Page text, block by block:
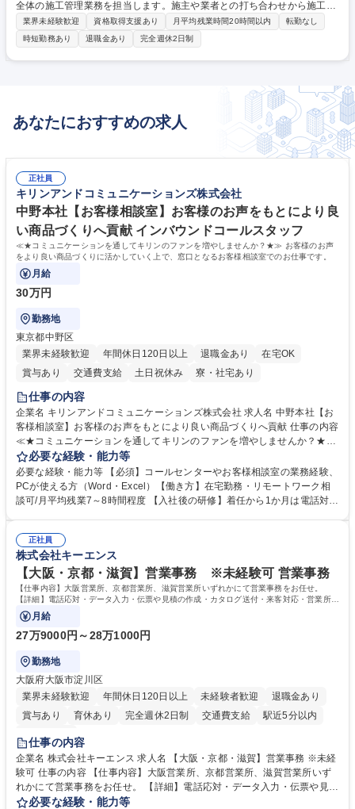
全体の施工管理業務を担当します。施主や業者との打ち合わせから施工計
画立案、工程・原価・安全管理までを担い、取引先は官公庁から一般住宅
まで多岐にわたります。 ■富岡市内の物件を中心に建築施工管理を担いま
す。案件は官公庁発注の庁舎や学校、病院、特別養護老人ホーム、工場、
一般住宅等で、工期は1現場3～6ヶ月です。年間担当件数は2～4件、同時
は月8時間程度であり、群馬県いきいきGカンパニー認証などの取り組み
【建築施工管理】★ポジティブアクション◎平均残業月8h
業界未経験歓迎 資格取得支援あり 月平均残業時間20時間以内
転勤なし
時短勤務あり
退職金あり 完全週休2日制
あなたにおすすめの求人
正社員
キリンアンドコミュニケーションズ株式会社
中野本社【お客様相談室】お客様のお声をもとにより良
い商品づくりへ貢献 インバウンドコールスタッフ
≪★コミュニケーションを通してキリンのファンを増やしませんか？★≫ お客様のお声
をより良い商品づくりに活かしていく上で、窓口となるお客様相談室でのお仕事です。
月給
30万円
勤務地
東京都中野区
業界未経験歓迎
年間休日120日以上 退職金あり
在宅OK
賞与あり
交通費支給 土日祝休み 寮・社宅あり
仕事の内容
企業名 キリンアンドコミュニケーションズ株式会社 求人名 中野本社【お
客様相談室】お客様のお声をもとにより良い商品づくりへ貢献 仕事の内容
≪★コミュニケーションを通してキリンのファンを増やしませんか？★≫
お客様のお声をより良い商品づくりに活かしていく上で、窓口となるお客
様相談室でのお仕事です。 日々お客様からいただくキリングループへのご
意見を、企業活動に活かしています。お客様からの声に迅速かつ誠意をも
って対応、情報提供するとともにグループ内活動に反映しています。 【具
平均100件前後■メール・手紙：同上40件前後 募集職種 中野本社【お客様
相談室】お客様のお声をもとにより良い商品づくりへ貢献
必要な経験・能力等
必要な経験・能力等 【必須】コールセンターやお客様相談室の業務経験、
PCが使える方（Word・Excel）【働き方】在宅勤務・リモートワーク相
談可/月平均残業7～8時間程度 【入社後の研修】着任から1か月は電話対応
すのでご安心ください。 【当社について】キリングループの広報機能を担
う会社として、お客様との出会いを大切にし、磨き上げたホスピタリティ
を込めてコミュニケーションをとりながら広報関連業務を行っておりま
す。 学歴・資格 学歴：大学院 大学 高専 短大 専修学校 高校 語学力： 資
格：
正社員
株式会社キーエンス
【大阪・京都・滋賀】営業事務 ※未経験可 営業事務
【仕事内容】大阪営業所、京都営業所、滋賀営業所いずれかにて営業事務をお任せ。
【詳細】電話応対・データ入力・伝票や見積の作成・カタログ送付・来客対応・営業所内
で発生する事務業務や業務改善をお任せ。
月給
27万9000円～28万1000円
勤務地
大阪府大阪市淀川区
業界未経験歓迎
年間休日120日以上 未経験者歓迎
退職金あり
賞与あり
育休あり 完全週休2日制 交通費支給
駅近5分以内
土日祝休み
仕事の内容
企業名 株式会社キーエンス 求人名 【大阪・京都・滋賀】営業事務 ※未経
験可 仕事の内容 【仕事内容】大阪営業所、京都営業所、滋賀営業所いず
れかにて営業事務をお任せ。 【詳細】電話応対・データ入力・伝票や見積
の作成・カタログ送付・来客対応・営業所内で発生する事務業務や業務改
必要な経験・能力等